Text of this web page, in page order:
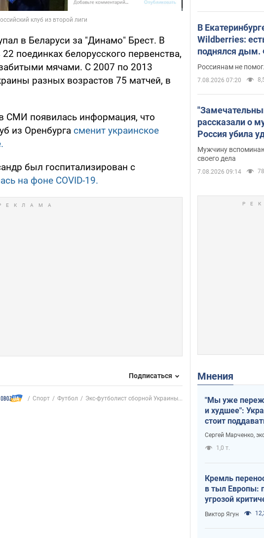
в Беларуси за "Динамо" Брест. В
поединках белорусского первенства,
мячами. С 2007 по 2013
разных возрастов 75 матчей, в
СМИ появилась информация, что
из Оренбурга сменит украинское
был госпитализирован с
на фоне COVID-19.
Подписаться
Спорт Футбол Экс-футболист сборной Украины...
В
Wildberries:
поднялся дым.
Россиянам не
7.08.2026 07:20
рассказали о
Россия убила
Фото
Мужчину
своего дела
7.08.2026 09:14
Мнения
"Мы уже
и худшее":
стоит
отчаянию из-за
Сергей Марченко,
1,0 т.
Кремль
в тыл Европы:
угрозой
логистика
Виктор Ягун